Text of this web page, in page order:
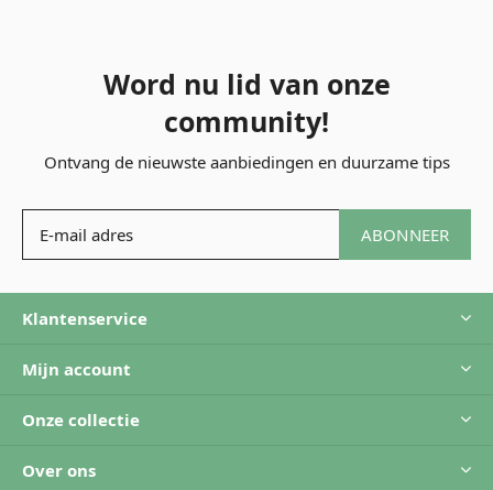
Word nu lid van onze
community!
Ontvang de nieuwste aanbiedingen en duurzame tips
ABONNEER
Klantenservice
Mijn account
Onze collectie
Over ons